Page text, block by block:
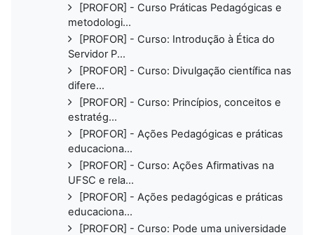
[PROFOR] - Curso Práticas Pedagógicas e
metodologi...
[PROFOR] - Curso: Introdução à Ética do
Servidor P...
[PROFOR] - Curso: Divulgação científica nas
difere...
[PROFOR] - Curso: Princípios, conceitos e
estratég...
[PROFOR] - Ações Pedagógicas e práticas
educaciona...
[PROFOR] - Curso: Ações Afirmativas na
UFSC e rela...
[PROFOR] - Ações pedagógicas e práticas
educaciona...
[PROFOR] - Curso: Pode uma universidade